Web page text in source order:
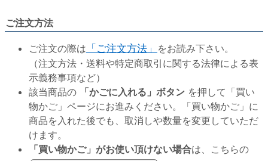
ご注文方法
ご注文の際は 「ご注文方法」 をお読み下さい。
（注文方法・送料や特定商取引に関する法律による表
示義務事項など）
該当商品の
「かごに入れる」ボタン を押して「買い
物かご」ページにお進みください。「買い物かご」に
商品を入れた後でも、取消しや数量を変更していただ
けます。
「買い物かご」がお使い頂けない場合は、こちらの